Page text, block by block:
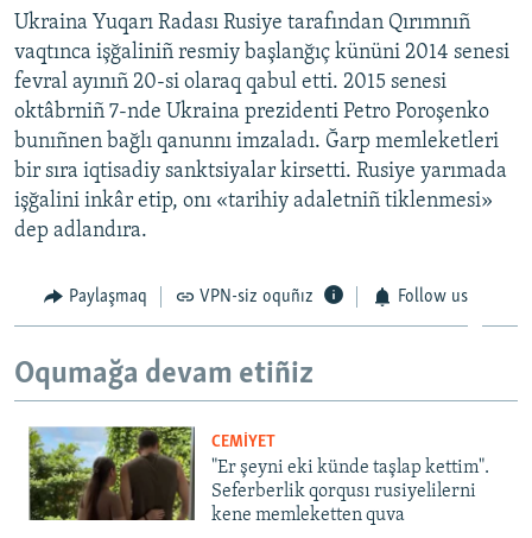
Ukraina Yuqarı Radası Rusiye tarafından Qırımnıñ
vaqtınca işğaliniñ resmiy başlanğıç kününi 2014 senesi
fevral ayınıñ 20-si olaraq qabul etti. 2015 senesi
oktâbrniñ 7-nde Ukraina prezidenti Petro Poroşenko
bunıñnen bağlı qanunnı imzaladı. Ğarp memleketleri
bir sıra iqtisadiy sanktsiyalar kirsetti. Rusiye yarımada
işğalini inkâr etip, onı «tarihiy adaletniñ tiklenmesi»
dep adlandıra.
Paylaşmaq VPN-siz oquñız Follow us
Oqumağa devam etiñiz
CEMİYET
"Er şeyni eki künde taşlap kettim".
Seferberlik qorqusı rusiyelilerni
kene memleketten quva